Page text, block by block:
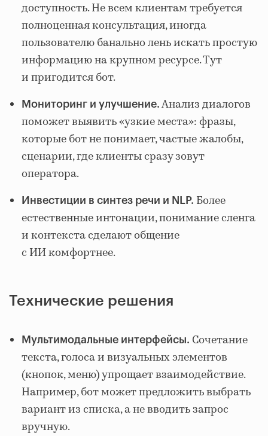
доступность. Не всем клиентам требуется
полноценная консультация, иногда
пользователю банально лень искать простую
информацию на крупном ресурсе. Тут
и пригодится бот.
Мониторинг и улучшение. Анализ диалогов
поможет выявить «узкие места»: фразы,
которые бот не понимает, частые жалобы,
сценарии, где клиенты сразу зовут
оператора.
Инвестиции в синтез речи и NLP. Более
естественные интонации, понимание сленга
и контекста сделают общение
с ИИ комфортнее.
Технические решения
Мультимодальные интерфейсы. Сочетание
текста, голоса и визуальных элементов
(кнопок, меню) упрощает взаимодействие.
Например, бот может предложить выбрать
вариант из списка, а не вводить запрос
вручную.